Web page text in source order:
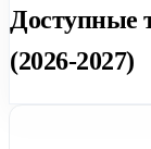
Доступные
(2026-2027)